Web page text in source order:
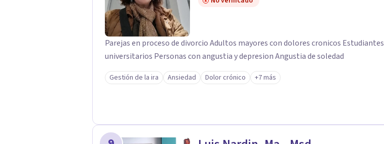
Parejas en proceso de divorcio Adultos mayores con dolores cronicos Estudiantes
universitarios Personas con angustia y depresion Angustia de soledad
Gestión de la ira Ansiedad Dolor crónico +7 más